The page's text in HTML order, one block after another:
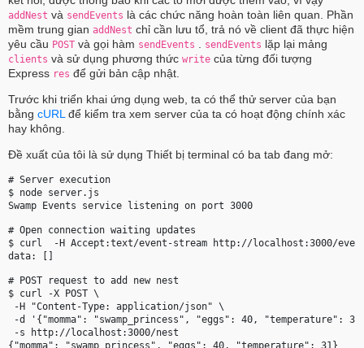
addNest và sendEvents là các chức năng hoàn toàn liên quan. Phần
mềm trung gian addNest chỉ cần lưu tổ, trả nó về client đã thực hiện
yêu cầu POST và gọi hàm sendEvents sendEvents lặp lại mảng
clients và sử dụng phương thức write của từng đối tượng
Express res để gửi bản cập nhật.
Trước khi triển khai ứng dụng web, ta có thể thử server của bạn
bằng cURL để kiểm tra xem server của ta có hoạt động chính xác
hay không.
Đề xuất của tôi là sử dụng Thiết bị terminal có ba tab đang mở:
# Server execution
$ node server.js
# Open connection waiting updates
$ curl  -H Accept:text/event-stream http://localhost:3000/
# POST request to add new nest
$ curl -X POST \
-H "Content-Type: application/json" \
-d '{"momma": "swamp_princess", "eggs": 40, "temperature":
-s http://localhost:3000/nest